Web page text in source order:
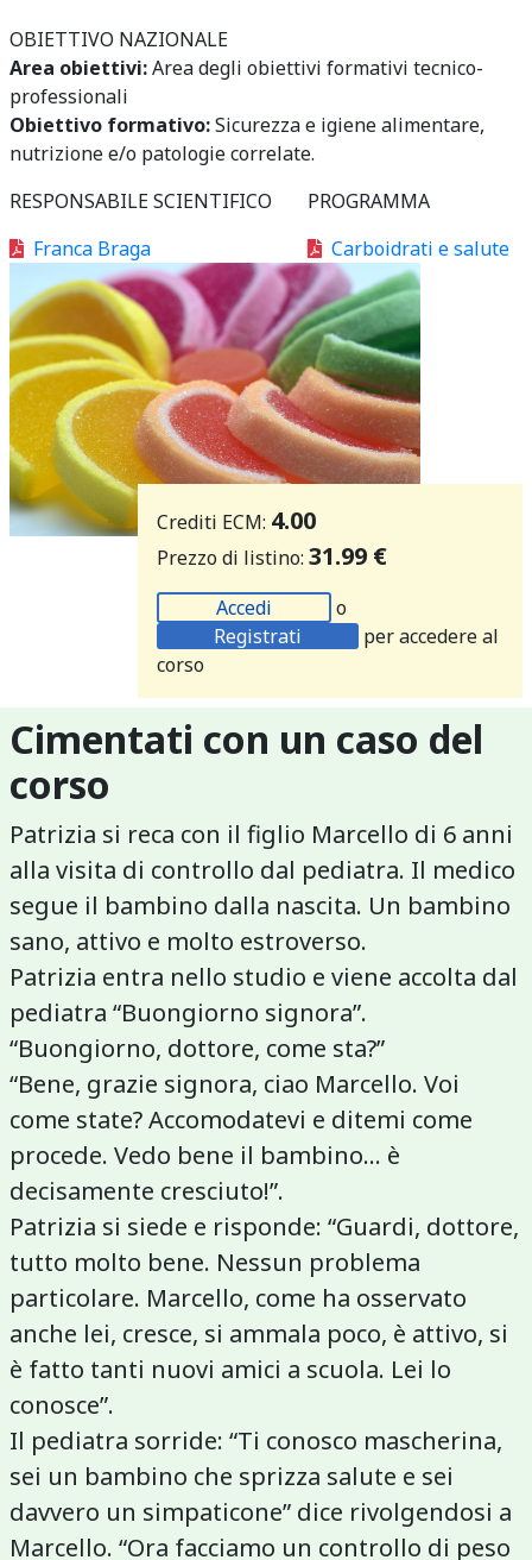
OBIETTIVO NAZIONALE
Area obiettivi:Area degli obiettivi formativi tecnico-
professionali
Obiettivo formativo:Sicurezza e igiene alimentare,
nutrizione e/o patologie correlate.
RESPONSABILE SCIENTIFICO
Franca Braga
PROGRAMMA
Carboidrati e salute
Crediti ECM: 4.00
Prezzo di listino: 31.99 €
Accedi
o
Registrati
per accedere al
corso
Cimentati con un caso del
corso
Patrizia si reca con il figlio Marcello di 6 anni
alla visita di controllo dal pediatra. Il medico
segue il bambino dalla nascita. Un bambino
sano, attivo e molto estroverso.
Patrizia entra nello studio e viene accolta dal
pediatra “Buongiorno signora”.
“Buongiorno, dottore, come sta?”
“Bene, grazie signora, ciao Marcello. Voi
come state? Accomodatevi e ditemi come
procede. Vedo bene il bambino... è
decisamente cresciuto!”.
Patrizia si siede e risponde: “Guardi, dottore,
tutto molto bene. Nessun problema
particolare. Marcello, come ha osservato
anche lei, cresce, si ammala poco, è attivo, si
è fatto tanti nuovi amici a scuola. Lei lo
conosce”.
Il pediatra sorride: “Ti conosco mascherina,
sei un bambino che sprizza salute e sei
davvero un simpaticone” dice rivolgendosi a
Marcello. “Ora facciamo un controllo di peso